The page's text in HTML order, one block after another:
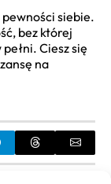
siebie.
bez której
Ciesz się
na